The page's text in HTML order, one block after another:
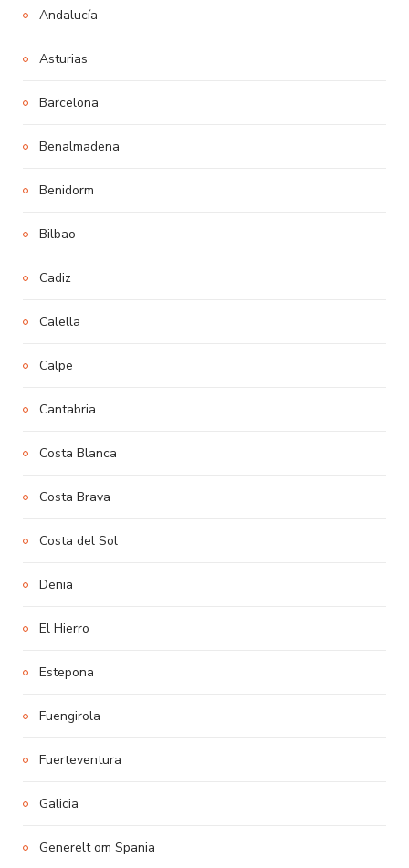
Andalucía
Asturias
Barcelona
Benalmadena
Benidorm
Bilbao
Cadiz
Calella
Calpe
Cantabria
Costa Blanca
Costa Brava
Costa del Sol
Denia
El Hierro
Estepona
Fuengirola
Fuerteventura
Galicia
Generelt om Spania